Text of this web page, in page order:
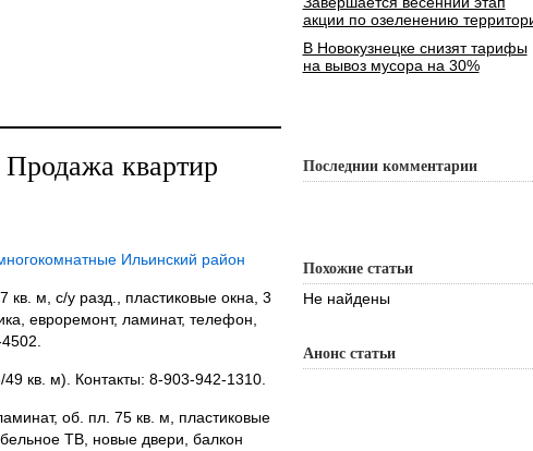
квартир
Ильинский район
кв. м, с/у разд., пластиковые окна, 3
евроремонт, ламинат, телефон,
кв. м). Контакты: 8-903-942-1310.
об. пл. 75 кв. м, пластиковые
ТВ, новые двери, балкон
акции по озеленению
В Новокузнецке снизят тарифы
на вывоз мусора на 30%
Последнии комментарии
Похожие статьи
Не найдены
Анонс статьи